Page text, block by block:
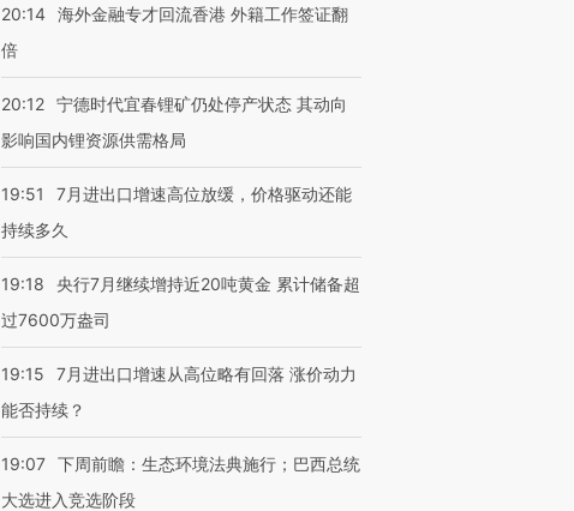
20:14 海外金融专才回流香港 外籍工作签证翻
倍
20:12 宁德时代宜春锂矿仍处停产状态 其动向
影响国内锂资源供需格局
19:51
7月进出口增速高位放缓，价格驱动还能
持续多久
19:18
央行7月继续增持近20吨黄金 累计储备超
过7600万盎司
19:15
7月进出口增速从高位略有回落 涨价动力
能否持续？
19:07 下周前瞻：生态环境法典施行；巴西总统
大选进入竞选阶段